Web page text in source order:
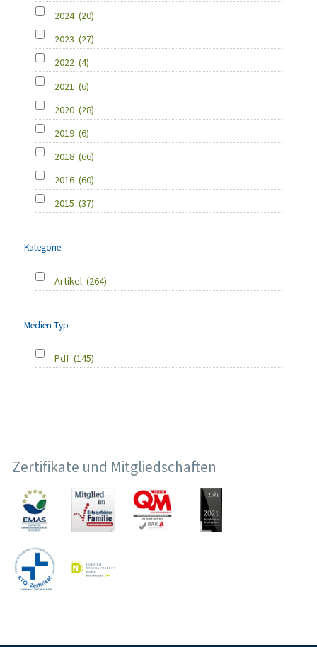
2024 (20)
2023 (27)
2022 (4)
2021 (6)
2020 (28)
2019 (6)
2018 (66)
2016 (60)
2015 (37)
Kategorie
Artikel (264)
Medien-Typ
Pdf (145)
Zertifikate und Mitgliedschaften